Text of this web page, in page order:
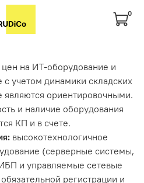
0
на ИТ-оборудование и
учетом динамики складских
являются ориентировочными.
и наличие оборудования
КП и в счете.
высокотехнологичное
(серверные системы,
и управляемые сетевые
регистрации и